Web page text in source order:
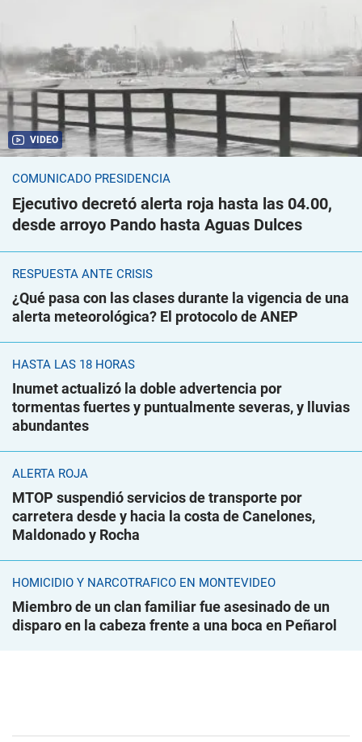
VIDEO
COMUNICADO PRESIDENCIA
Ejecutivo decretó alerta roja hasta las 04.00,
desde arroyo Pando hasta Aguas Dulces
RESPUESTA ANTE CRISIS
¿Qué pasa con las clases durante la vigencia de una
alerta meteorológica? El protocolo de ANEP
HASTA LAS 18 HORAS
Inumet actualizó la doble advertencia por
tormentas fuertes y puntualmente severas, y lluvias
abundantes
ALERTA ROJA
MTOP suspendió servicios de transporte por
carretera desde y hacia la costa de Canelones,
Maldonado y Rocha
HOMICIDIO Y NARCOTRÁFICO EN MONTEVIDEO
Miembro de un clan familiar fue asesinado de un
disparo en la cabeza frente a una boca en Peñarol